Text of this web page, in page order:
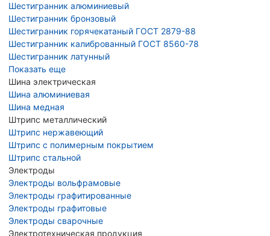
Шестигранник алюминиевый
Шестигранник бронзовый
Шестигранник горячекатаный ГОСТ 2879-88
Шестигранник калиброванный ГОСТ 8560-78
Шестигранник латунный
Показать еще
Шина электрическая
Шина алюминиевая
Шина медная
Штрипс металлический
Штрипс нержавеющий
Штрипс с полимерным покрытием
Штрипс стальной
Электроды
Электроды вольфрамовые
Электроды графитированные
Электроды графитовые
Электроды сварочные
Электротехническая продукция